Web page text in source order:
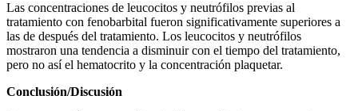
Las concentraciones de leucocitos y neutrófilos previas al
tratamiento con fenobarbital fueron significativamente superiores a
las de después del tratamiento. Los leucocitos y neutrófilos
mostraron una tendencia a disminuir con el tiempo del tratamiento,
pero no así el hematocrito y la concentración plaquetar.
Conclusión/Discusión